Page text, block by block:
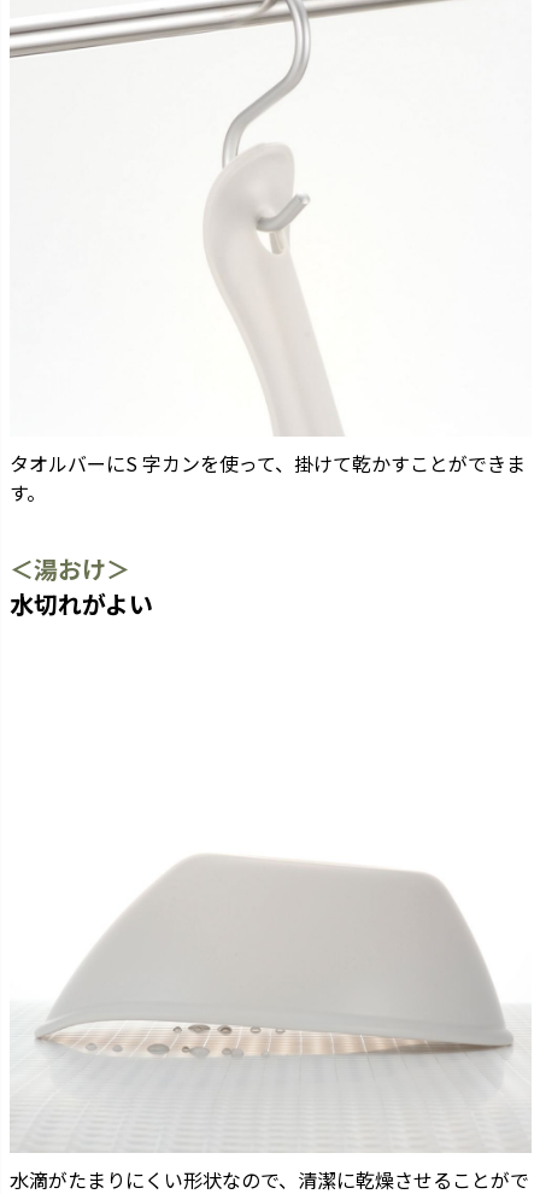
タオルバーにS 字カンを使って、掛けて乾かすことができま
す。
＜湯おけ＞
水切れがよい
水滴がたまりにくい形状なので、清潔に乾燥させることがで